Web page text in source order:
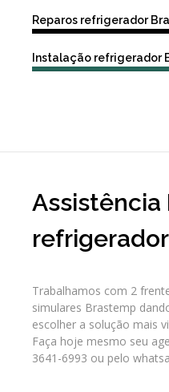
Reparos refrigerador
Instalação refrigerador
Trabalhamos com 2
simulares Brastemp
escolher a solução mais
Faça hoje mesmo seu
3641-6993 ou pelo